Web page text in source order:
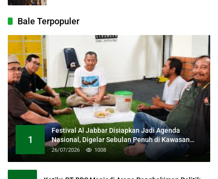
Bale Terpopuler
1
Festival Al Jabbar Disiapkan Jadi Agenda
Nasional, Digelar Sebulan Penuh di Kawasan
Masjid Raya Al Jabbar
26/07/2026 1008